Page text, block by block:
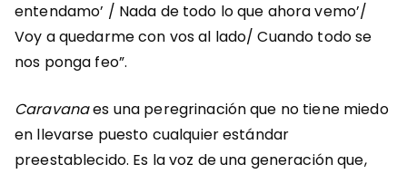
entendamo’ / Nada de todo lo que ahora vemo’/
Voy a quedarme con vos al lado/ Cuando todo se
nos ponga feo”.
Caravanaes una peregrinación que no tiene miedo
en llevarse puesto cualquier estándar
preestablecido. Es la voz de una generación que,